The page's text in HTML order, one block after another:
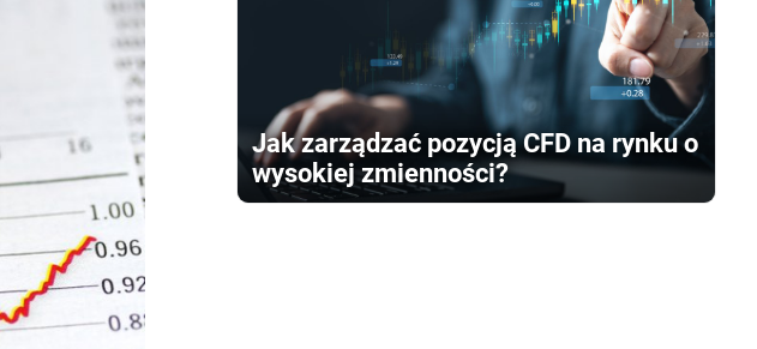
Jak zarządzać pozycją CFD na rynku o
wysokiej zmienności?